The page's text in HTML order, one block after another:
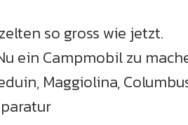
so gross wie jetzt.
ein Campmobil zu
Maggiolina,